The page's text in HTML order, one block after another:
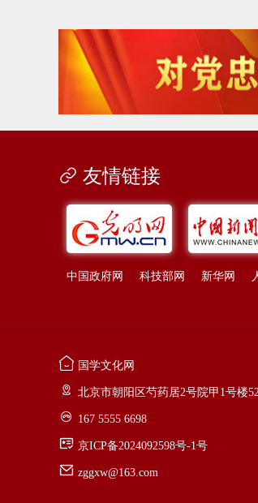
友情链接
中国政府网 科技部网 新华网
国学文化网
北京市朝阳区芍药居2号院甲1号楼
167 5555 6698
京ICP备2024092598号-1号
zggxw@163.com